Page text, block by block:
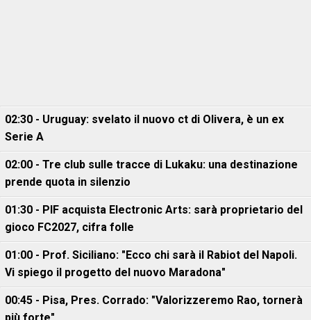
02:30 - Uruguay: svelato il nuovo ct di Olivera, è un ex
Serie A
02:00 - Tre club sulle tracce di Lukaku: una destinazione
prende quota in silenzio
01:30 - PIF acquista Electronic Arts: sarà proprietario del
gioco FC2027, cifra folle
01:00 - Prof. Siciliano: "Ecco chi sarà il Rabiot del Napoli.
Vi spiego il progetto del nuovo Maradona"
00:45 - Pisa, Pres. Corrado: "Valorizzeremo Rao, tornerà